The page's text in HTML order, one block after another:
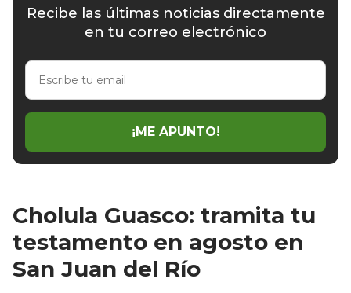
Recibe las últimas noticias directamente
en tu correo electrónico
Escribe
email
¡ME APUNTO!
Cholula Guasco: tramita tu
testamento en agosto en
San Juan del Río